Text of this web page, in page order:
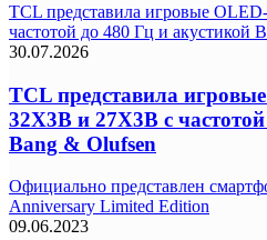
TCL представила игровые
частотой до 480 Гц и акустикой
30.07.2026
TCL представила
32X3B и 27X3B с
Bang & Olufsen
Официально представлен
Anniversary Limited Edition
09.06.2023